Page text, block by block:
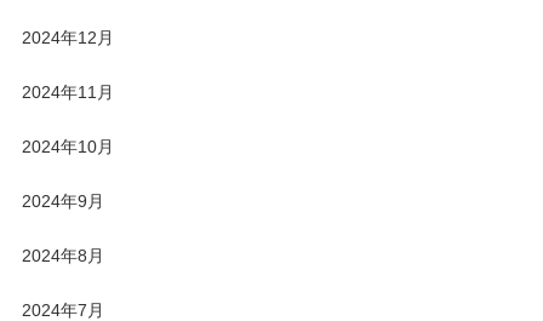
2024年12月
2024年11月
2024年10月
2024年9月
2024年8月
2024年7月